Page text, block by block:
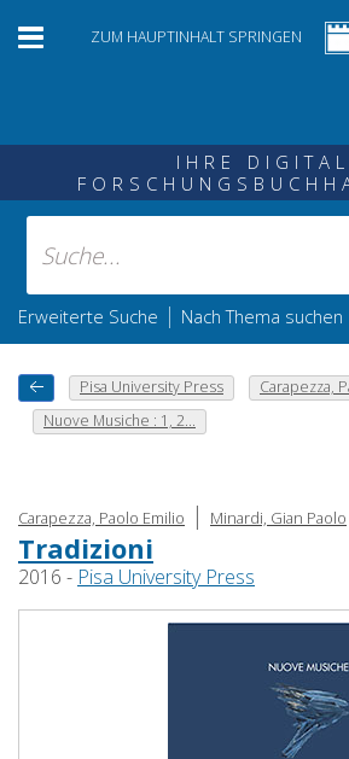
ZUM HAUPTINHALT SPRINGEN
IHRE
Erweiterte Suche | Nach Thema suchen
Pisa University Press
Carapezza,
Nuove Musiche : 1, 2...
Carapezza, Paolo Emilio | Minardi, Gian Paolo
Tradizioni
2016 - Pisa University Press